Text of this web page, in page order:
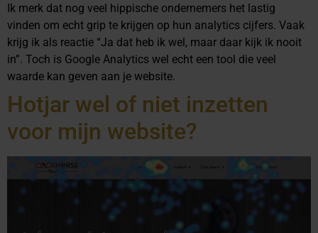
Ik merk dat nog veel hippische ondernemers het lastig
vinden om echt grip te krijgen op hun analytics cijfers. Vaak
krijg ik als reactie “Ja dat heb ik wel, maar daar kijk ik nooit
in”. Toch is Google Analytics wel echt een tool die veel
waarde kan geven aan je website.
Hotjar wel of niet inzetten
voor mijn website?